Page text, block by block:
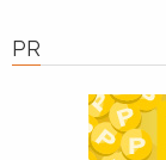
PR